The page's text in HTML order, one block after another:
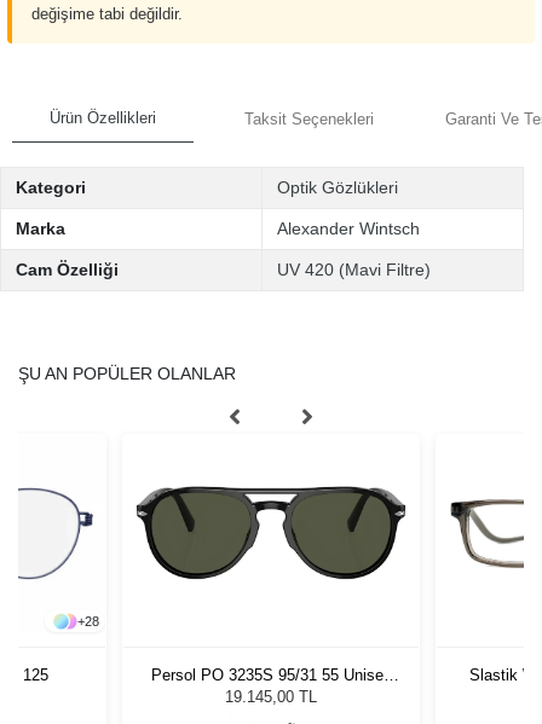
değişime tabi değildir.
Ürün Özellikleri Taksit Seçenekleri Garanti Ve
Kategori Optik Gözlükleri
Marka Alexander Wintsch
Cam Özelliği UV 420 (Mavi Filtre)
ŞU AN POPÜLER OLANLAR
+28
125
Persol PO 3235S 95/31 55 Unisex
Güneş Gözlüğü
19.145,00 TL
Slastik